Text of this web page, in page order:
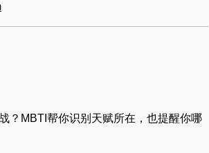
？MBTI帮你识别天赋所在，也提醒你哪